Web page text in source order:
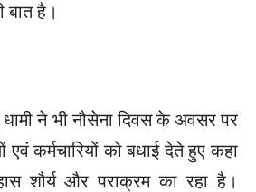
बात है।
ने भी नौसेना दिवस के अवसर पर
एवं कर्मचारियों को बधाई देते हुए कहा
शौर्य और पराक्रम का रहा है।